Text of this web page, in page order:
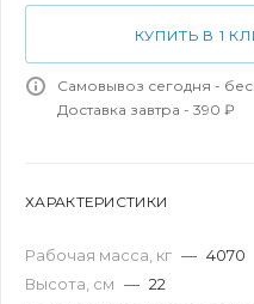
КУПИТЬ В 1
Самовывоз сегодня -
Доставка завтра - 390 ₽
ХАРАКТЕРИСТИКИ
Рабочая масса, кг — 4070
Высота, см — 22